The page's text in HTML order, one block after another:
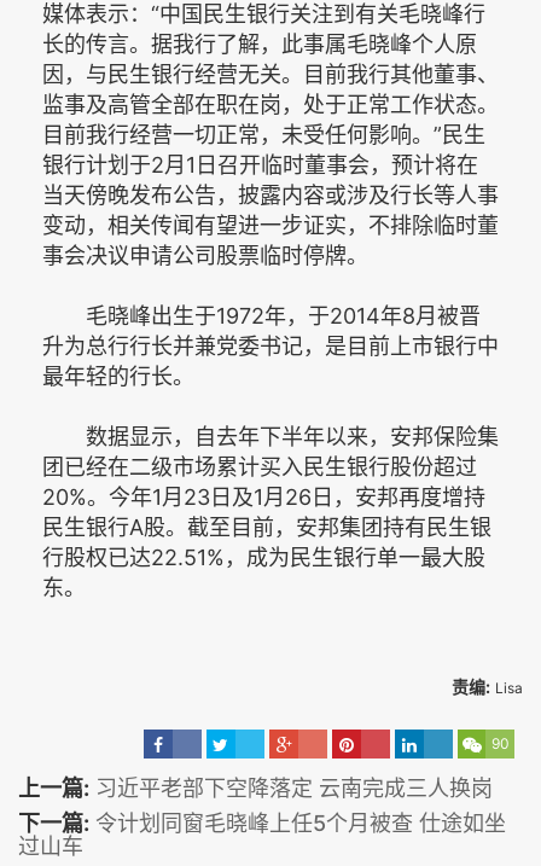
媒体表示：“中国民生银行关注到有关毛晓峰行
长的传言。据我行了解，此事属毛晓峰个人原
因，与民生银行经营无关。目前我行其他董事、
监事及高管全部在职在岗，处于正常工作状态。
目前我行经营一切正常，未受任何影响。”民生
银行计划于2月1日召开临时董事会，预计将在
当天傍晚发布公告，披露内容或涉及行长等人事
变动，相关传闻有望进一步证实，不排除临时董
事会决议申请公司股票临时停牌。
毛晓峰出生于1972年，于2014年8月被晋
升为总行行长并兼党委书记，是目前上市银行中
最年轻的行长。
数据显示，自去年下半年以来，安邦保险集
团已经在二级市场累计买入民生银行股份超过
20%。今年1月23日及1月26日，安邦再度增持
民生银行A股。截至目前，安邦集团持有民生银
行股权已达22.51%，成为民生银行单一最大股
东。
责编: Lisa
90
上一篇: 习近平老部下空降落定 云南完成三人换岗
下一篇: 令计划同窗毛晓峰上任5个月被查 仕途如坐
过山车